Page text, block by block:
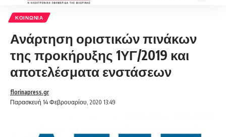
ΚΟΙΝΩΝΊΑ
Ανάρτηση οριστικών πινάκων
της προκήρυξης 1ΥΓ/2019 και
αποτελέσματα ενστάσεων
Παρασκευή 14 Φεβρουαρίου, 2020 13:49
florinapress.gr